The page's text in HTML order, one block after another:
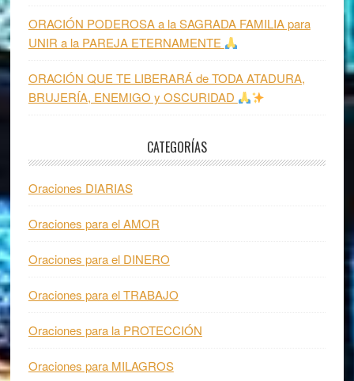
ORACIÓN PODEROSA a la SAGRADA FAMILIA para
UNIR a la PAREJA ETERNAMENTE
ORACIÓN QUE TE LIBERARÁ de TODA ATADURA,
BRUJERÍA, ENEMIGO y OSCURIDAD
CATEGORÍAS
Oraciones DIARIAS
Oraciones para el AMOR
Oraciones para el DINERO
Oraciones para el TRABAJO
Oraciones para la PROTECCIÓN
Oraciones para MILAGROS